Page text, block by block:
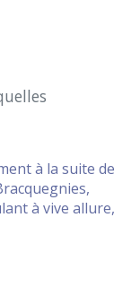
à la suite de
à vive allure,